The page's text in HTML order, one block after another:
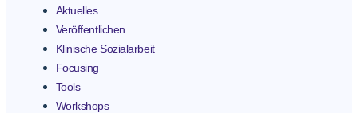
Aktuelles
Veröffentlichen
Klinische Sozialarbeit
Focusing
Tools
Workshops